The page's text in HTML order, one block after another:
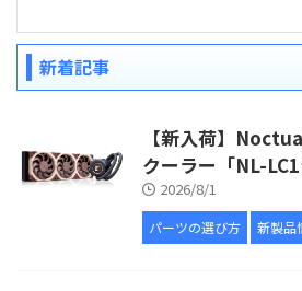
新着記事
【新入荷】
クーラー「NL-LC1
2026/8/1
パーツの選び方 新製品